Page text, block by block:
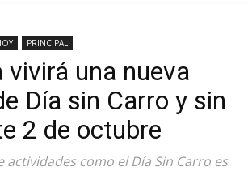
PRINCIPAL
vivirá una nueva
Día sin Carro y sin
2 de octubre
actividades como el Día Sin Carro es